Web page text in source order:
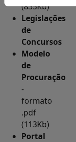
(835Kb)
Legislações
de
Concursos
Modelo
de
Procuração
-
formato
.pdf
(113Kb)
Portal